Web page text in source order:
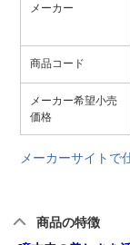
メーカー
商品コード
メーカー希望小売
価格
メーカーサイトで
商品の特徴